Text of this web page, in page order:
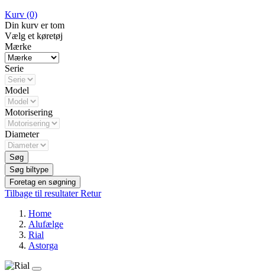
Kurv (0)
Din kurv er tom
Vælg et køretøj
Mærke
Serie
Model
Motorisering
Diameter
Søg
Søg biltype
Foretag en søgning
Tilbage til resultater Retur
Home
Alufælge
Rial
Astorga